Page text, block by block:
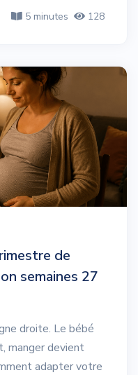
5 minutes 128
de
semaines 27
droite. Le bébé
manger devient
adapter votre